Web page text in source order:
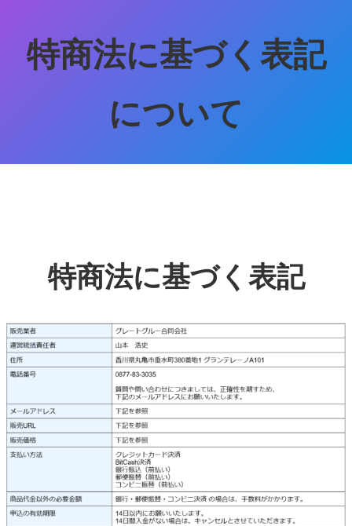
特商法に基づく表記
について
特商法に基づく表記